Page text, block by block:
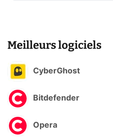
Meilleurs logiciels
CyberGhost
Bitdefender
Opera